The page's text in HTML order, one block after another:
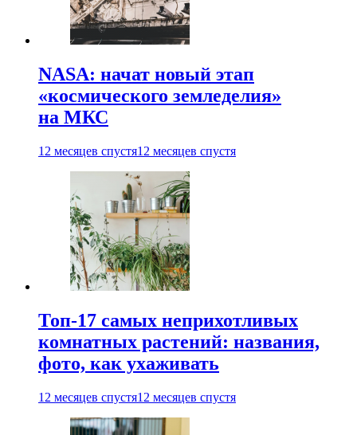
NASA: начат новый этап
«космического земледелия»
на МКС
12 месяцев спустя12 месяцев спустя
Топ-17 самых неприхотливых
комнатных растений: названия,
фото, как ухаживать
12 месяцев спустя12 месяцев спустя